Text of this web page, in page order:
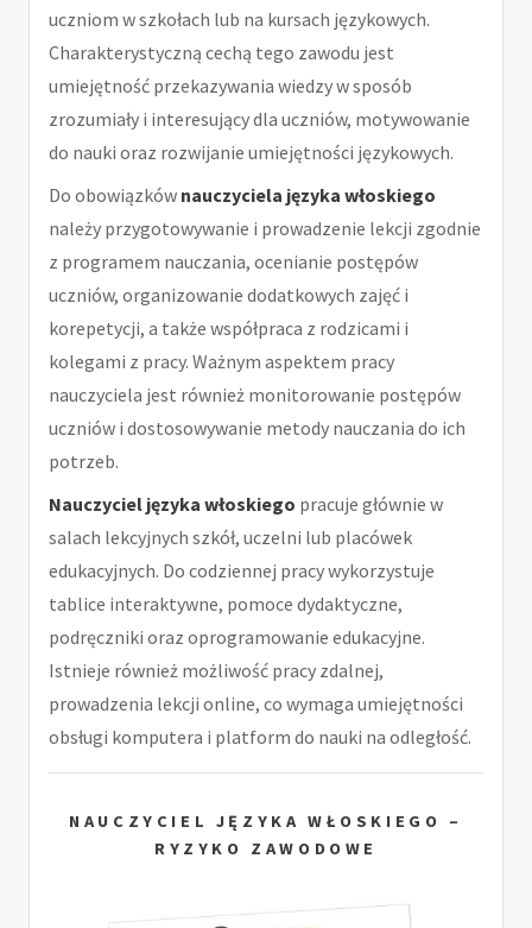
uczniom w szkołach lub na kursach językowych.
Charakterystyczną cechą tego zawodu jest
umiejętność przekazywania wiedzy w sposób
zrozumiały i interesujący dla uczniów, motywowanie
do nauki oraz rozwijanie umiejętności językowych.
Do obowiązków nauczyciela języka włoskiego
należy przygotowywanie i prowadzenie lekcji zgodnie
z programem nauczania, ocenianie postępów
uczniów, organizowanie dodatkowych zajęć i
korepetycji, a także współpraca z rodzicami i
kolegami z pracy. Ważnym aspektem pracy
nauczyciela jest również monitorowanie postępów
uczniów i dostosowywanie metody nauczania do ich
potrzeb.
Nauczyciel języka włoskiego pracuje głównie w
salach lekcyjnych szkół, uczelni lub placówek
edukacyjnych. Do codziennej pracy wykorzystuje
tablice interaktywne, pomoce dydaktyczne,
podręczniki oraz oprogramowanie edukacyjne.
Istnieje również możliwość pracy zdalnej,
prowadzenia lekcji online, co wymaga umiejętności
obsługi komputera i platform do nauki na odległość.
NAUCZYCIEL JĘZYKA WŁOSKIEGO –
RYZYKO ZAWODOWE